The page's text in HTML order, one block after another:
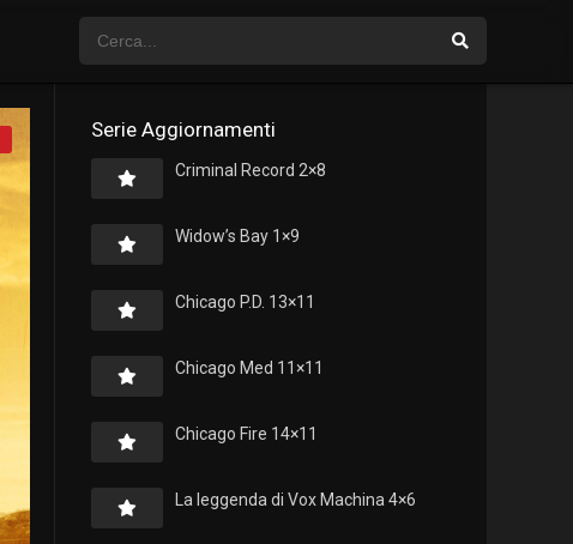
Serie Aggiornamenti
Criminal Record 2×8
Widow’s Bay 1×9
Chicago P.D. 13×11
Chicago Med 11×11
Chicago Fire 14×11
La leggenda di Vox Machina 4×6